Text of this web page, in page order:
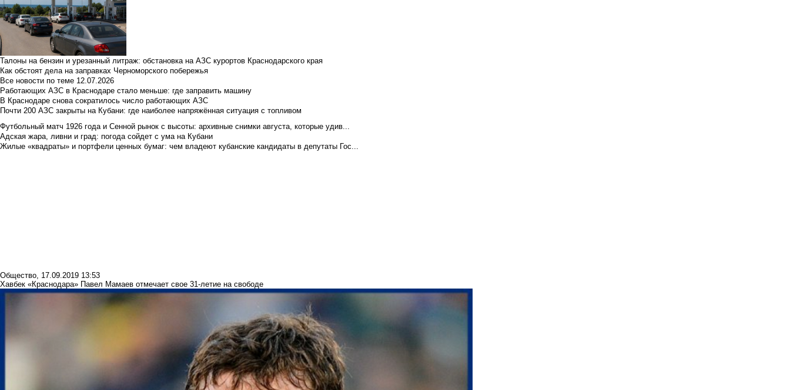
Талоны на бензин и урезанный литраж: обстановка на АЗС курортов Краснодарского края
Как обстоят дела на заправках Черноморского побережья
Все новости по теме 12.07.2026
Работающих АЗС в Краснодаре стало меньше: где заправить машину
В Краснодаре снова сократилось число работающих АЗС
Почти 200 АЗС закрыты на Кубани: где наиболее напряжённая ситуация с топливом
Футбольный матч 1926 года и Сенной рынок с высоты: архивные снимки августа, которые удив...
Адская жара, ливни и град: погода сойдет с ума на Кубани
Жилые «квадраты» и портфели ценных бумаг: чем владеют кубанские кандидаты в депутаты Гос...
Общество, 17.09.2019 13:53
Хавбек «Краснодара» Павел Мамаев отмечает свое 31-летие на свободе